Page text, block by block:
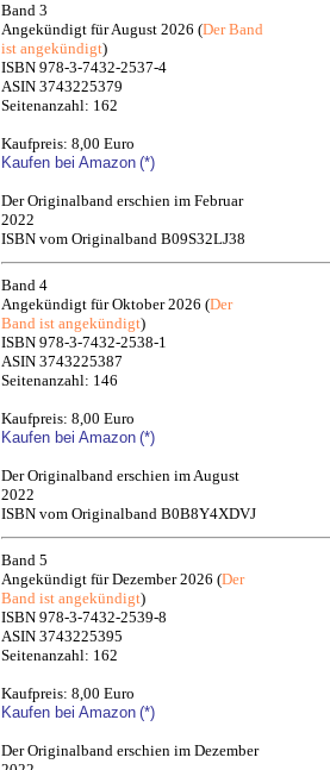
Band 3
Angekündigt für August 2026 (Der Band
ist angekündigt)
ISBN 978-3-7432-2537-4
ASIN 3743225379
Seitenanzahl: 162
Kaufpreis: 8,00 Euro
Kaufen bei Amazon (*)
Der Originalband erschien im Februar
2022
ISBN vom Originalband B09S32LJ38
Band 4
Angekündigt für Oktober 2026 (Der
Band ist angekündigt)
ISBN 978-3-7432-2538-1
ASIN 3743225387
Seitenanzahl: 146
Kaufpreis: 8,00 Euro
Kaufen bei Amazon (*)
Der Originalband erschien im August
2022
ISBN vom Originalband B0B8Y4XDVJ
Band 5
Angekündigt für Dezember 2026 (Der
Band ist angekündigt)
ISBN 978-3-7432-2539-8
ASIN 3743225395
Seitenanzahl: 162
Kaufpreis: 8,00 Euro
Kaufen bei Amazon (*)
Der Originalband erschien im Dezember